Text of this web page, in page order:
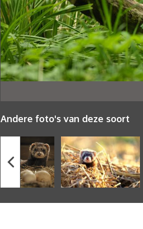
Andere foto's van deze soort